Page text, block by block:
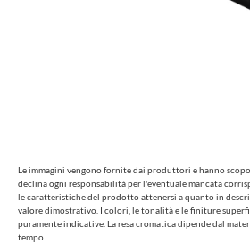
Le immagini vengono fornite dai produttori e hanno
declina ogni responsabilità per l'eventuale mancata
le caratteristiche del prodotto attenersi a quanto in
valore dimostrativo. I colori, le tonalità e le finiture
puramente indicative. La resa cromatica dipende dal
tempo.